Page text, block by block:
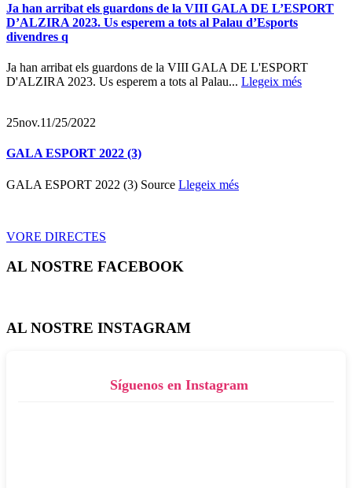
Ja han arribat els guardons de la VIII GALA DE L’ESPORT
D’ALZIRA 2023. Us esperem a tots al Palau d’Esports
divendres q
Ja han arribat els guardons de la VIII GALA DE L'ESPORT
D'ALZIRA 2023. Us esperem a tots al Palau... Llegeix més
25nov.11/25/2022
GALA ESPORT 2022 (3)
GALA ESPORT 2022 (3) Source Llegeix més
VORE DIRECTES
AL NOSTRE FACEBOOK
AL NOSTRE INSTAGRAM
Síguenos en Instagram